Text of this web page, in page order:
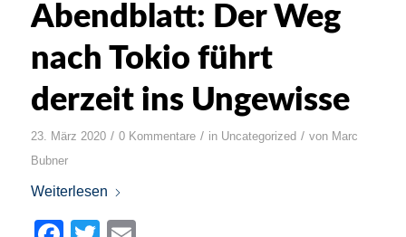
Abendblatt: Der Weg
nach Tokio führt
derzeit ins Ungewisse
23. März 2020 / 0 Kommentare / in Uncategorized / von Marc
Bubner
Weiterlesen